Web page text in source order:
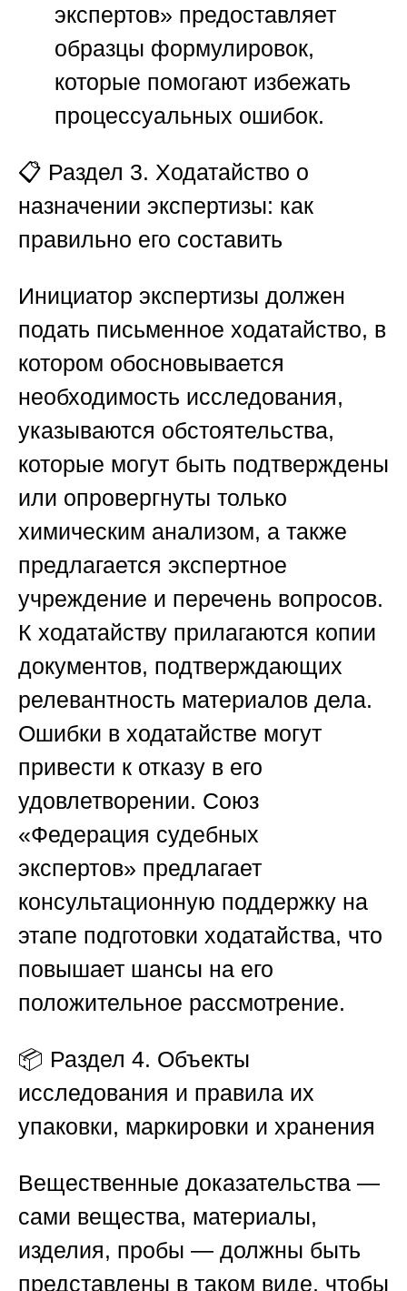
экспертов» предоставляет
образцы формулировок,
которые помогают избежать
процессуальных ошибок.
📋 Раздел 3. Ходатайство о
назначении экспертизы: как
правильно его составить
Инициатор экспертизы должен
подать письменное ходатайство, в
котором обосновывается
необходимость исследования,
указываются обстоятельства,
которые могут быть подтверждены
или опровергнуты только
химическим анализом, а также
предлагается экспертное
учреждение и перечень вопросов.
К ходатайству прилагаются копии
документов, подтверждающих
релевантность материалов дела.
Ошибки в ходатайстве могут
привести к отказу в его
удовлетворении. Союз
«Федерация судебных
экспертов» предлагает
консультационную поддержку на
этапе подготовки ходатайства, что
повышает шансы на его
положительное рассмотрение.
📦 Раздел 4. Объекты
исследования и правила их
упаковки, маркировки и хранения
Вещественные доказательства —
сами вещества, материалы,
изделия, пробы — должны быть
представлены в таком виде, чтобы